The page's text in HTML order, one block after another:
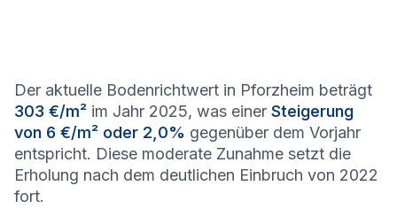
Der aktuelle Bodenrichtwert in Pforzheim beträgt
303 €/m² im Jahr 2025, was einer Steigerung
von 6 €/m² oder 2,0% gegenüber dem Vorjahr
entspricht. Diese moderate Zunahme setzt die
Erholung nach dem deutlichen Einbruch von 2022
fort.